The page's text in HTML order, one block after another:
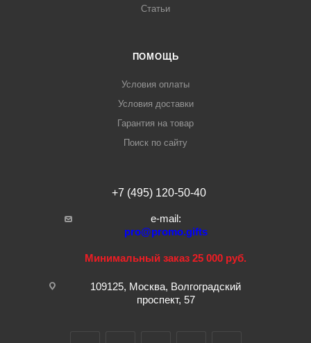
Статьи
ПОМОЩЬ
Условия оплаты
Условия доставки
Гарантия на товар
Поиск по сайту
+7 (495) 120-50-40
e-mail:
pro@promo.gifts
Минимальный заказ 25 000 руб.
109125, Москва, Волгоградский
проспект, 57